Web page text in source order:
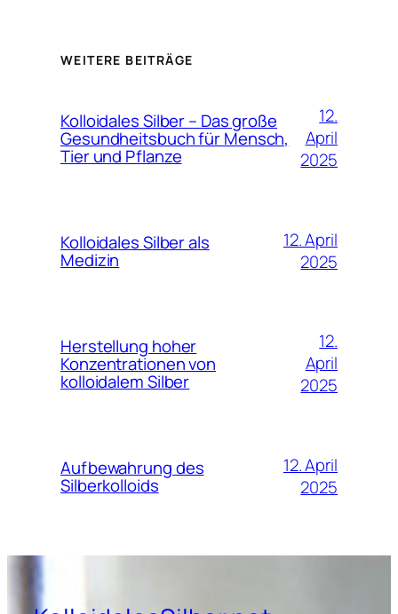
WEITERE BEITRÄGE
Kolloidales Silber – Das große
Gesundheitsbuch für Mensch,
Tier und Pflanze
12.
April
2025
Kolloidales Silber als
Medizin
12. April
2025
Herstellung hoher
Konzentrationen von
kolloidalem Silber
12.
April
2025
Aufbewahrung des
Silberkolloids
12. April
2025